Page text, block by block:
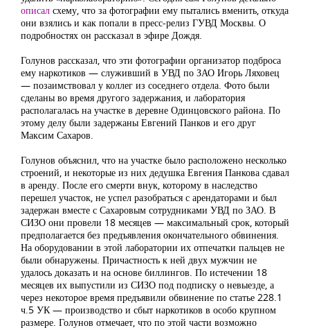
описал схему, что за фотографии ему пытались вменить, откуда
они взялись и как попали в пресс-релиз ГУВД Москвы. О
подробностях он рассказал в эфире Дождя.
Голунов рассказал, что эти фотографии организатор подброса
ему наркотиков — служивший в УВД по ЗАО Игорь Ляховец
— позаимствовал у коллег из соседнего отдела. Фото были
сделаны во время другого задержания, и лаборатория
располагалась на участке в деревне Одинцовского района. По
этому делу были задержаны Евгений Панков и его друг
Максим Сахаров.
Голунов объяснил, что на участке было расположено несколько
строений, и некоторые из них дедушка Евгения Панкова сдавал
в аренду. После его смерти внук, которому в наследство
перешел участок, не успел разобраться с арендаторами и был
задержан вместе с Сахаровым сотрудниками УВД по ЗАО. В
СИЗО они провели 18 месяцев — максимальный срок, который
предполагается без предъявления окончательного обвинения.
На оборудовании в этой лаборатории их отпечатки пальцев не
были обнаружены. Причастность к ней двух мужчин не
удалось доказать и на основе биллингов. По истечении 18
месяцев их выпустили из СИЗО под подписку о невыезде, а
через некоторое время предъявили обвинение по статье 228.1
ч.5 УК — производство и сбыт наркотиков в особо крупном
размере. Голунов отмечает, что по этой части возможно